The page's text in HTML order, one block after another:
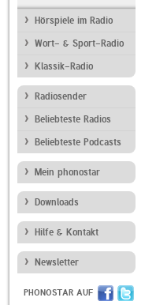
Hörspiele im Radio
Wort- & Sport-Radio
Klassik-Radio
Radiosender
Beliebteste Radios
Beliebteste Podcasts
Mein phonostar
Downloads
Hilfe & Kontakt
Newsletter
PHONOSTAR AUF